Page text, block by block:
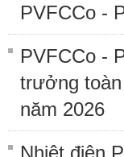
PVFCCo -
PVFCCo -
trưởng
năm 2026
Nhiệt điện